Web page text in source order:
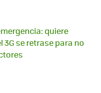
quiere
3G se retrase para no